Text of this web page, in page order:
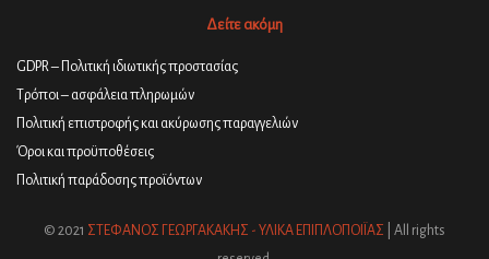
Δείτε ακόμη
GDPR – Πολιτική ιδιωτικής προστασίας
Τρόποι – ασφάλεια πληρωμών
Πολιτική επιστροφής και ακύρωσης παραγγελιών
Όροι και προϋποθέσεις
Πολιτική παράδοσης προϊόντων
© 2021 ΣΤΕΦΑΝΟΣ ΓΕΩΡΓΑΚΑΚΗΣ - ΥΛΙΚΑ ΕΠΙΠΛΟΠΟΙΪΑΣ | All rights